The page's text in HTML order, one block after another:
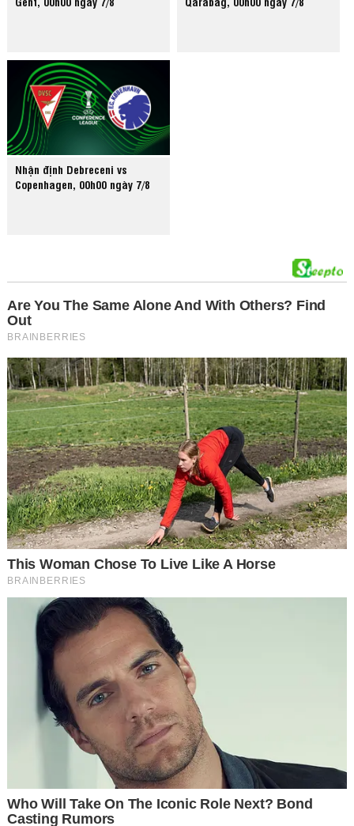
Nhận định Debreceni vs
Copenhagen, 00h00 ngày 7/8